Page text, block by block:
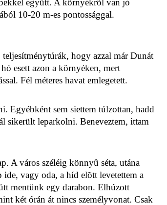
együtt. A környékrõl van jó
10-20 m-es pontossággal.
hogy azzal már Dunát
esett azon a környéken, mert
Fél méteres havat emlegetett.
Egyébként sem siettem túlzottan, hadd
sikerült leparkolni. Beneveztem, ittam
A város széléig könnyû séta, utána
vagy oda, a híd elõtt levetettem a
mentünk egy darabon. Elhúzott
két órán át nincs személyvonat. Csak